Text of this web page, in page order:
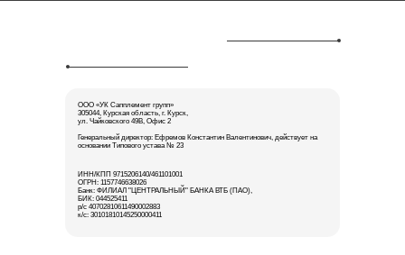
ООО «УК Сапплемент групп»
305044, Курская область, г. Курск,
ул. Чайковского 49В, Офис 2
Генеральный директор: Ефремов Константин Валентинович, действует на
основании Типового устава № 23
ИНН/КПП 9715206140/461101001
ОГРН: 1157746638026
Банк: ФИЛИАЛ "ЦЕНТРАЛЬНЫЙ" БАНКА ВТБ (ПАО),
БИК: 044525411
р/с 40702810611490002883
к/с: 30101810145250000411